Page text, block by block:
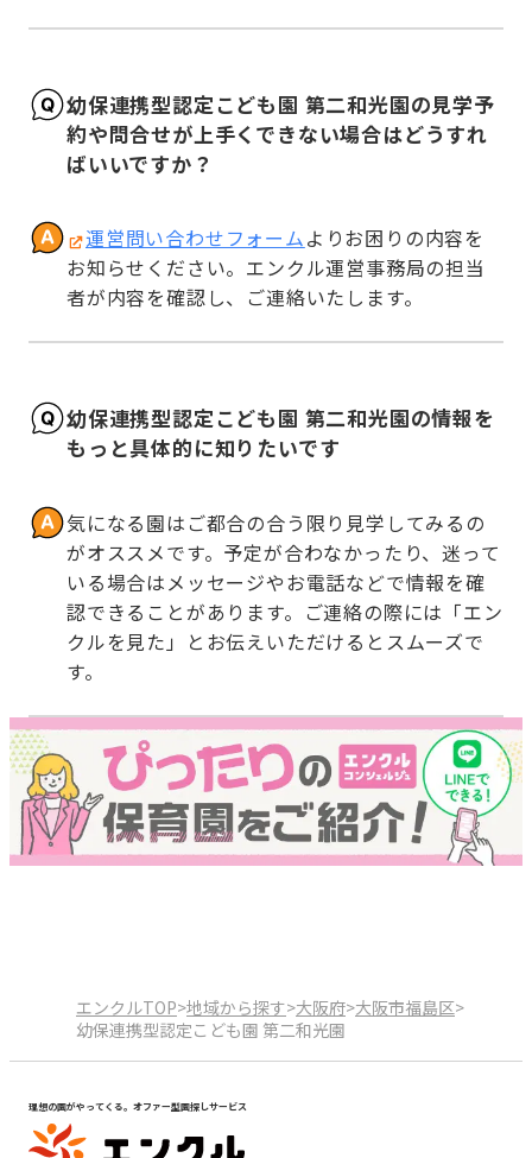
幼保連携型認定こども園 第二和光園の見学予
約や問合せが上手くできない場合はどうすれ
ばいいですか？
運営問い合わせフォームよりお困りの内容を
お知らせください。エンクル運営事務局の担当
者が内容を確認し、ご連絡いたします。
幼保連携型認定こども園 第二和光園の情報を
もっと具体的に知りたいです
気になる園はご都合の合う限り見学してみるの
がオススメです。予定が合わなかったり、迷って
いる場合はメッセージやお電話などで情報を確
認できることがあります。ご連絡の際には「エン
クルを見た」とお伝えいただけるとスムーズで
す。
エンクルTOP>地域から探す>大阪府>大阪市福島区>
幼保連携型認定こども園 第二和光園
理想の園がやってくる。オファー型園探しサービス